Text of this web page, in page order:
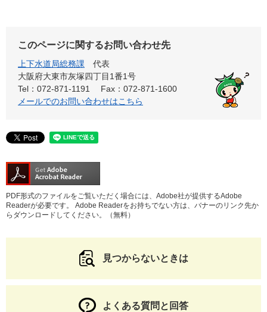
このページに関するお問い合わせ先
上下水道局総務課
代表
大阪府大東市灰塚四丁目1番1号
Tel：072-871-1191
Fax：072-871-1600
メールでのお問い合わせはこちら
PDF形式のファイルをご覧いただく場合には、Adobe社が提供するAdobe
Readerが必要です。
Adobe Readerをお持ちでない方は、バナーのリンク先か
らダウンロードしてください。（無料）
見つからないときは
よくある質問と回答